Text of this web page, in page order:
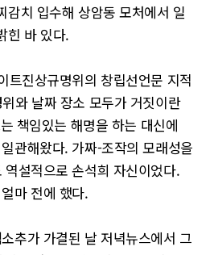
감치 입수해 상암동 모처에서 일
힌 바 있다.
트진상규명위의 창립선언문 지적
와 날짜 장소 모두가 거짓이란
책임있는 해명을 하는 대신에
관해왔다. 가짜-조작의 모래성을
설적으로 손석희 자신이었다.
마 전에 했다.
추가 가결된 날 저녁뉴스에서 그